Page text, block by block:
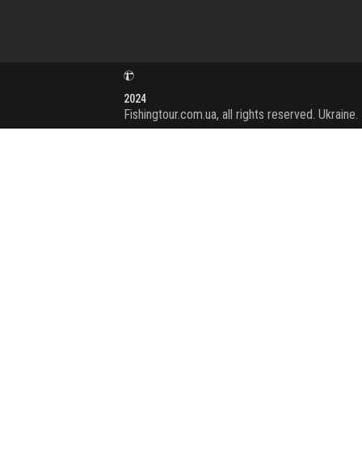
2024
Fishingtour.com.ua, all rights reserved. Ukraine.